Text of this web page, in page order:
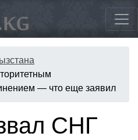
— что еще заявил
СНГ